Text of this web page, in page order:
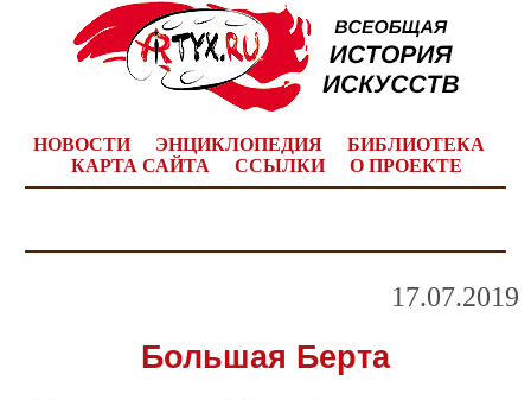
НОВОСТИ ЭНЦИКЛОПЕДИЯ
БИБЛИОТЕКА
КАРТА САЙТА
ССЫЛКИ О ПРОЕКТЕ
17.07.2019
Большая Берта